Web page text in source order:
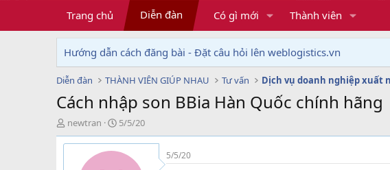
Trang chủ Diễn đàn Có gì mới Thành viên
Hướng dẫn cách đăng bài - Đặt câu hỏi lên weblogistics.vn
Diễn đàn THÀNH VIÊN GIÚP NHAU Tư vấn
Cách nhập son BBia Hàn Quốc chính hãng
T
h
r
newtran
N
g
à
5/5/20
5/5/20